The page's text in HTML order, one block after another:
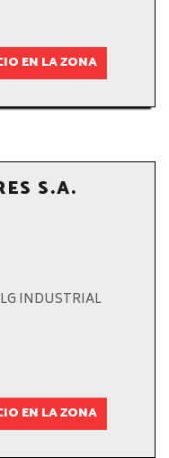
EN LA ZONA
S.A.
INDUSTRIAL
EN LA ZONA